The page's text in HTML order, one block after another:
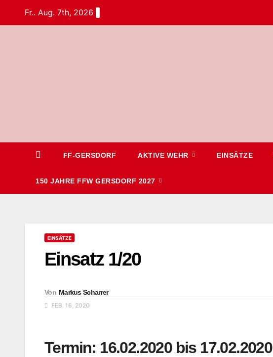
Fr.. Aug. 7th, 2026
FF-GERSDORF AKTIVE WEHR EINSÄTZE
150 JAHRE FFW GERSDORF 2027
EINSÄTZE
Einsatz 1/20
Von Markus Scharrer
FEB. 16, 2020
Termin: 16.02.2020 bis 17.02.2020